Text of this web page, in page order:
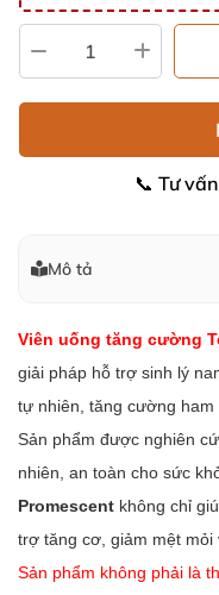
📞 Tư vấn
Mô tả
Viên uống tăng cường
giải pháp hỗ trợ sinh lý
tự nhiên, tăng cường ham
Sản phẩm được nghiên
nhiên, an toàn cho sức
Promescent không chỉ
trợ tăng cơ, giảm mệt mỏi
Sản phẩm không phải là